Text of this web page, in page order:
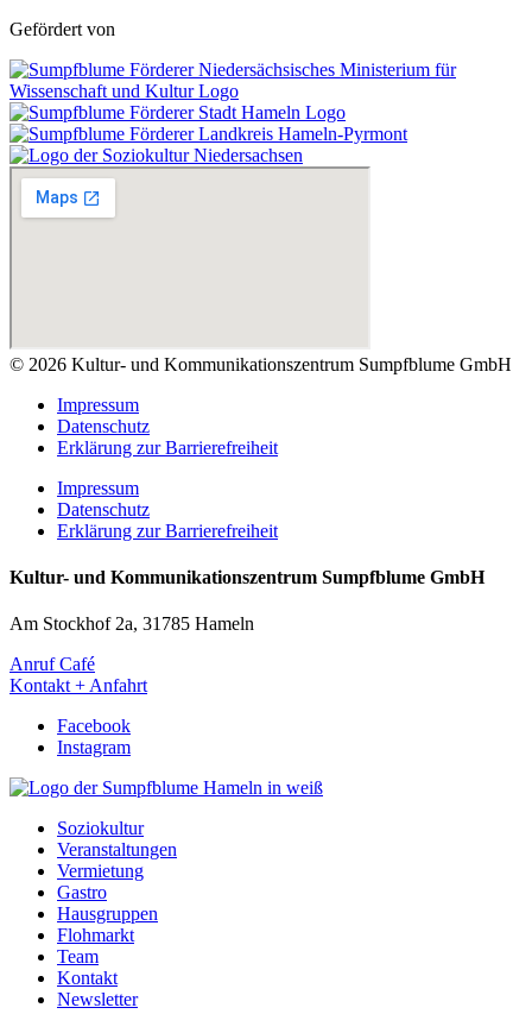
Gefördert von
© 2026 Kultur- und Kommunikationszentrum Sumpfblume GmbH
Impressum
Datenschutz
Erklärung zur Barrierefreiheit
Impressum
Datenschutz
Erklärung zur Barrierefreiheit
Kultur- und Kommunikationszentrum Sumpfblume GmbH
Am Stockhof 2a, 31785 Hameln
Anruf Café
Kontakt + Anfahrt
Facebook
Instagram
Soziokultur
Veranstaltungen
Vermietung
Gastro
Hausgruppen
Flohmarkt
Team
Kontakt
Newsletter